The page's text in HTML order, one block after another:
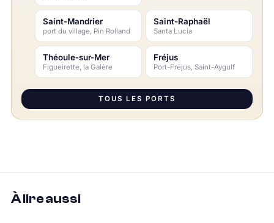
Saint-Mandrier
port du village, Pin Rolland
Saint-Raphaël
Santa Lucia
Théoule-sur-Mer
Figueirette, la Galère
Fréjus
Port-Fréjus, Saint-Aygulf
TOUS LES PORTS
À lire aussi